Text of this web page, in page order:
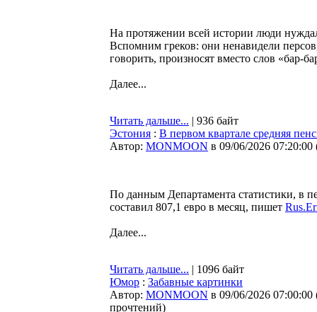
На протяжении всей истории люди
Вспомним греков: они ненавидели
говорить, произносят вместо слов «бар-
Далее...
Читать дальше... | 936 байт
Эстония : В первом квартале средняя
Автор: MONMOON в 09/06/2026 07:20:00
По данным Департамента статистики, в
составил 807,1 евро в месяц, пишет
Далее...
Читать дальше... | 1096 байт
Юмор : Забавные картинки
Автор: MONMOON в 09/06/2026 07:00:00
прочтений)